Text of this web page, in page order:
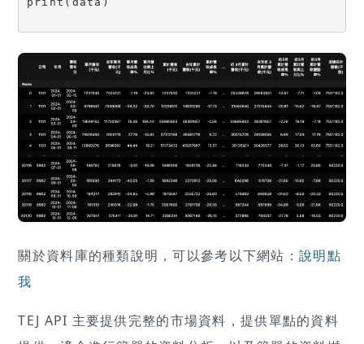
關於資料庫的種類說明，可以參考以下網站：說明點
我
TEJ API 主要提供完整的市場資料，提供單點的資料